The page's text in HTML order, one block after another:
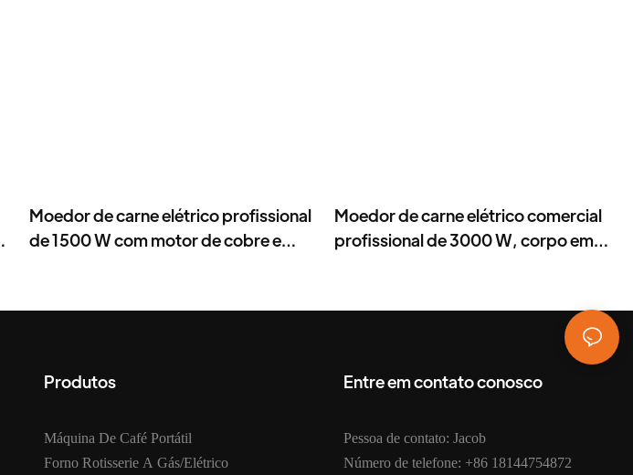
Moedor de carne elétrico profissional
de 1500 W com motor de cobre e
Moedor de carne elétrico comercial
profissional de 3000 W, corpo em
Produtos
Máquina De Café Portátil
Forno Rotisserie A Gás/elétrico
Entre em contato conosco
Pessoa de contato: Jacob
Número de telefone: +86 18144754872